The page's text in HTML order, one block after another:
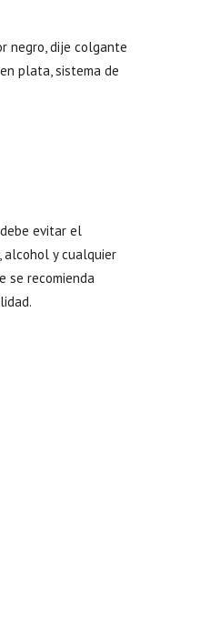
negro, dije colgante
plata, sistema de
evitar el
alcohol y cualquier
se recomienda